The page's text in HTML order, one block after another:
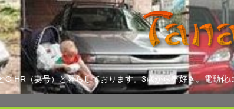
C-HR（妻号）と暮らしております。3歳から車好き。電動